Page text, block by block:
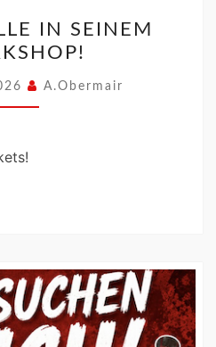
IN SEINEM
A.Obermair